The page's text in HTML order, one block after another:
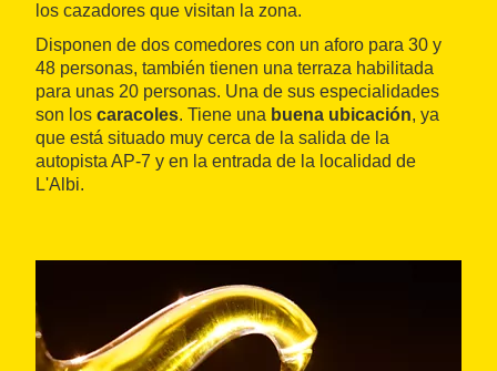
los cazadores que visitan la zona.
Disponen de dos comedores con un aforo para 30 y
48 personas, también tienen una terraza habilitada
para unas 20 personas. Una de sus especialidades
son los caracoles. Tiene una buena ubicación, ya
que está situado muy cerca de la salida de la
autopista AP-7 y en la entrada de la localidad de
L'Albi.